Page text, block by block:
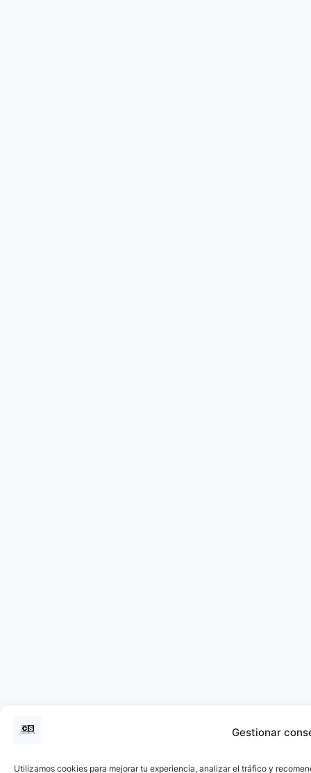
Gestionar
Utilizamos cookies para mejorar tu experiencia, analizar el tráfico y